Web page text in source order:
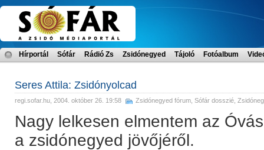
Hírportál Sófár Rádió Zs Zsidónegyed Tájoló Fotóalbum
Seres Attila: Zsidónyolcad
regi.sofar.hu , 2004. október 26. 19:58 Zsidónegyed fórum Sófár dosszié
Nagy lelkesen elmentem az
a zsidónegyed jövőjéről.